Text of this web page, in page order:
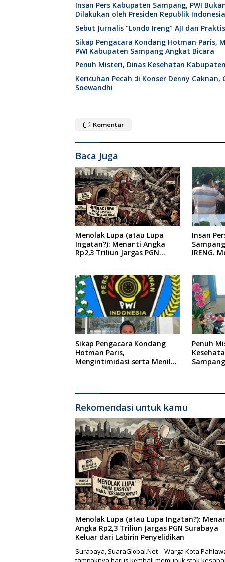
Insan Pers Kabupaten Sampang, PWI
Dilakukan oleh Presiden Republik Indonesia
Sebut Jurnalis “Londo Ireng” AJI dan
Sikap Pengacara Kondang Hotman Paris,
PWI Kabupaten Sampang Angkat Bicara
Penuh Misteri, Dinas Kesehatan
Kericuhan Pecah di Konser Denny Caknan,
Soewandhi
Komentar
Baca Juga
Menolak Lupa (atau Lupa
Ingatan?): Menanti Angka
Rp2,3 Triliun Jargas PGN
Insan
IRENG.
Indonesia
Sikap Pengacara Kondang
Hotman Paris,
Mengintimidasi serta Menilai
Penuh
Rekomendasi untuk kamu
Menolak Lupa (atau Lupa Ingatan?):
Angka Rp2,3 Triliun Jargas PGN Surabaya
Keluar dari Labirin Penyelidikan
Surabaya, SuaraGlobal.Net – Warga Kota
tampaknya harus kembali memupuk stok